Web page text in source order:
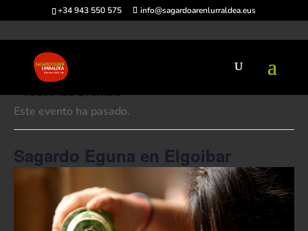
+34 943 550 575 info@sagardoarenlurraldea.eus
« Todos los Eventos
Este evento ha pasado.
Sagardo Eguna en Elgoibar